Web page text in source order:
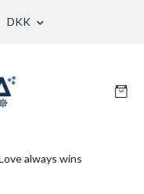
DKK
always wins